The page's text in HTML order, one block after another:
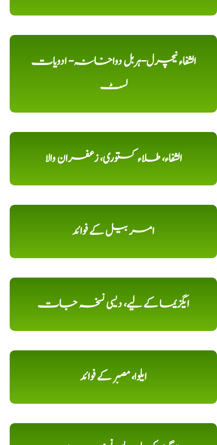
الشفاء نیچرل-ہربل دواخانہ- ادویات
لسٹ
الشفاء، طلاء کستوری، زعفران والا
امر بیل کے فوائد
ایگزیما کے لیے، دیسی نسخہ جات
ایلوا، مصبر کے فوائد